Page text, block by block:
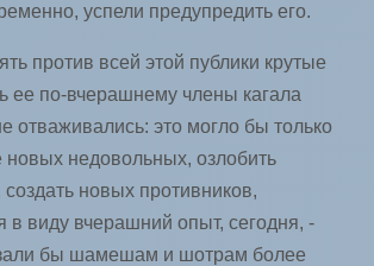
успели предупредить его.
против всей этой публики крутые
ее по-вчерашнему члены кагала
отваживались: это могло бы только
новых недовольных, озлобить
новых противников,
в виду вчерашний опыт, сегодня,
бы шамешам и шотрам более